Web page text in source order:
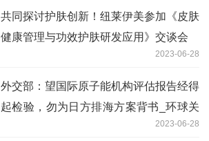
共同探讨护肤创新！纽莱伊美参加《皮肤
健康管理与功效护肤研发应用》交谈会
2023-06-28
外交部：望国际原子能机构评估报告经得
起检验，勿为日方排海方案背书_环球关
2023-06-28